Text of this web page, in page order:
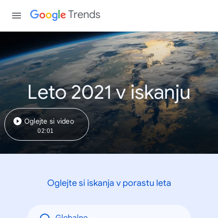
Trends
Leto 2021 v iskanju
Oglejte si video
02:01
Oglejte si iskanja v porastu leta